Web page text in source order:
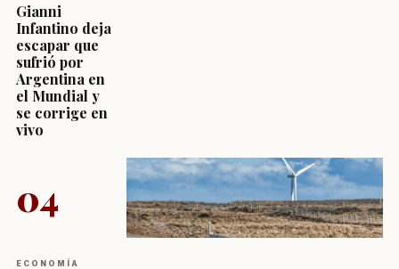
Gianni
Infantino deja
escapar que
sufrió por
Argentina en
el Mundial y
se corrige en
vivo
04
ECONOMÍA